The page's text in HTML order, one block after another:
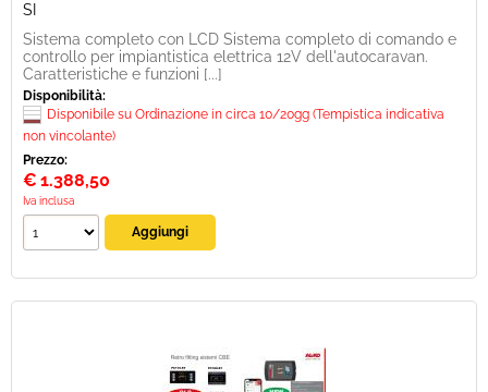
SI
Sistema completo con LCD Sistema completo di comando e
controllo per impiantistica elettrica 12V dell'autocaravan.
Caratteristiche e funzioni [...]
Disponibilità:
Disponibile su Ordinazione in circa 10/20gg (Tempistica indicativa
non vincolante)
Prezzo:
€ 1.388,50
Iva inclusa